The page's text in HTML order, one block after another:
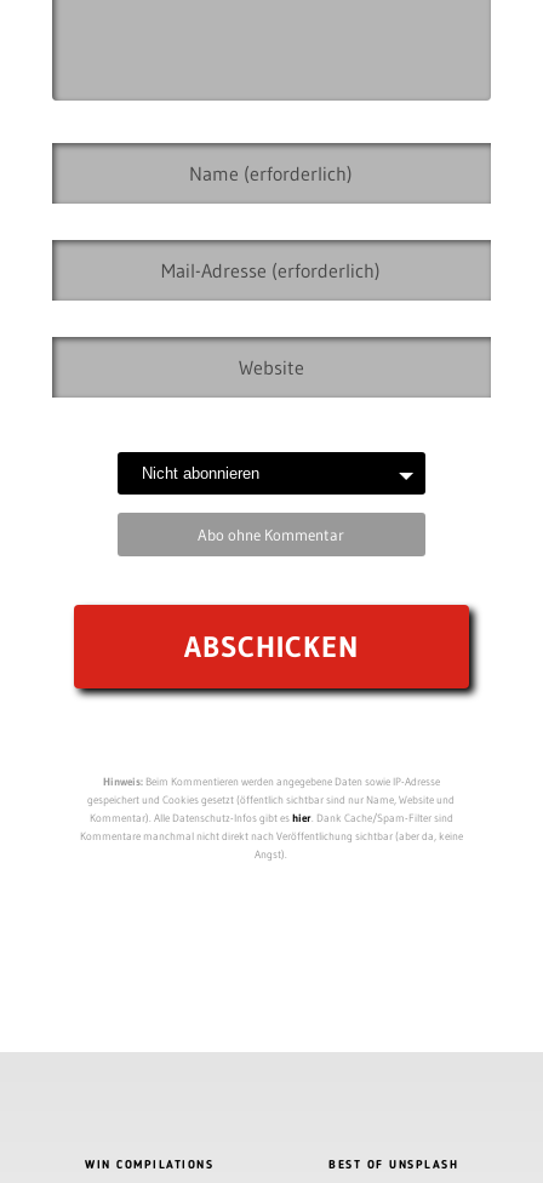
Abo ohne Kommentar
Hinweis:Beim Kommentieren werden angegebene Daten sowie IP-Adresse
gespeichert und Cookies gesetzt (öffentlich sichtbar sind nur Name, Website und
Kommentar). Alle Datenschutz-Infos gibt eshier. Dank Cache/Spam-Filter sind
Kommentare manchmal nicht direkt nach Veröffentlichung sichtbar (aber da, keine
Angst).
WIN COMPILATIONS BEST OF UNSPLASH